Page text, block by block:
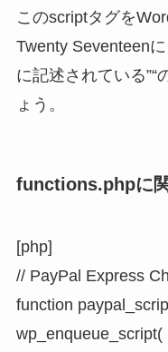
このscriptタグを
Twenty Seventeen
に記述されている”“
ょう。
functions.phpに
[php]
// PayPal Express
function
wp_enqueue_script(